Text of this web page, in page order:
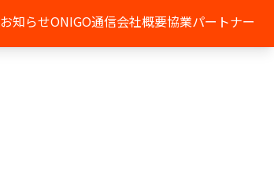
お知らせONIGO通信会社概要協業パートナー